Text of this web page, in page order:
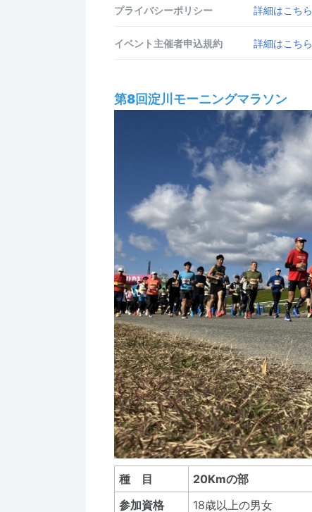
プライバシーポリシー 詳細はこちら
イベント主催者申込規約 詳細はこちら
第8回淀川モーニングマラソン
種 目 20Kmの部
参加資格
18歳以上の男女